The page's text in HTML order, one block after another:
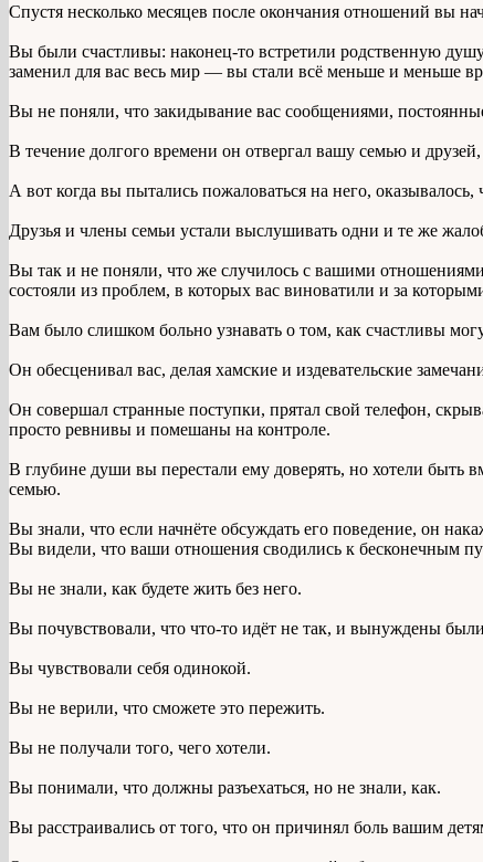
Спустя несколько месяцев после окончания отношений вы
Вы были счастливы: наконец-то встретили родственную
заменил для вас весь мир — вы стали всё меньше и меньше
Вы не поняли, что закидывание вас сообщениями,
В течение долгого времени он отвергал вашу семью и
А вот когда вы пытались пожаловаться на него,
Друзья и члены семьи устали выслушивать одни и те же
Вы так и не поняли, что же случилось с вашими
состояли из проблем, в которых вас виноватили и за
Вам было слишком больно узнавать о том, как счастливы
Он обесценивал вас, делая хамские и издевательские
Он совершал странные поступки, прятал свой телефон,
просто ревнивы и помешаны на контроле.
В глубине души вы перестали ему доверять, но хотели быть
семью.
Вы знали, что если начнёте обсуждать его поведение, он
Вы видели, что ваши отношения сводились к бесконечным
Вы не знали, как будете жить без него.
Вы почувствовали, что что-то идёт не так, и вынуждены
Вы чувствовали себя одинокой.
Вы не верили, что сможете это пережить.
Вы не получали того, чего хотели.
Вы понимали, что должны разъехаться, но не знали, как.
Вы расстраивались от того, что он причинял боль вашим